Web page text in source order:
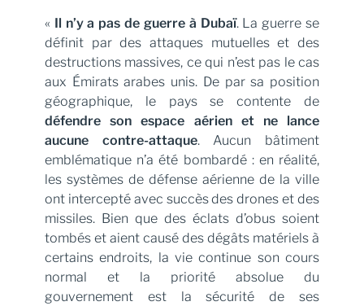
« Il n’y a pas de guerre à Dubaï. La guerre se
définit par des attaques mutuelles et des
destructions massives, ce qui n’est pas le cas
aux Émirats arabes unis. De par sa position
géographique, le pays se contente de
défendre son espace aérien et ne lance
aucune contre-attaque. Aucun bâtiment
emblématique n’a été bombardé : en réalité,
les systèmes de défense aérienne de la ville
ont intercepté avec succès des drones et des
missiles. Bien que des éclats d’obus soient
tombés et aient causé des dégâts matériels à
certains endroits, la vie continue son cours
normal et la priorité absolue du
gouvernement est la sécurité de ses